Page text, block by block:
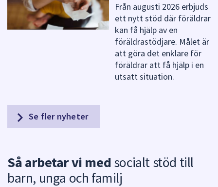
Från augusti 2026 erbjuds
ett nytt stöd där föräldrar
kan få hjälp av en
föräldrastödjare. Målet är
att göra det enklare för
föräldrar att få hjälp i en
utsatt situation.
Se fler nyheter
Så arbetar vi medsocialt stöd till
barn, unga och familj